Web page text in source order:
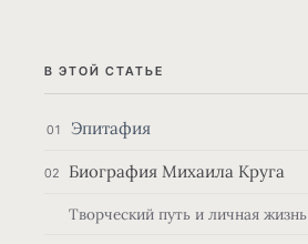
В ЭТОЙ СТАТЬЕ
01 Эпитафия
02 Биография Михаила Круга
Творческий путь и личная жизнь